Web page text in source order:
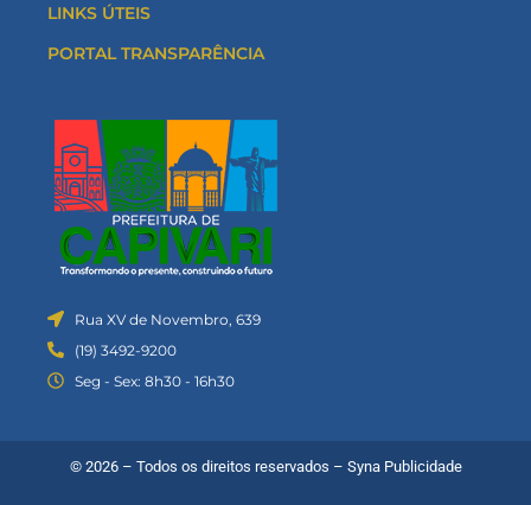
LINKS ÚTEIS
PORTAL TRANSPARÊNCIA
Rua XV de Novembro, 639
(19) 3492-9200
Seg - Sex: 8h30 - 16h30
© 2026 – Todos os direitos reservados – Syna Publicidade